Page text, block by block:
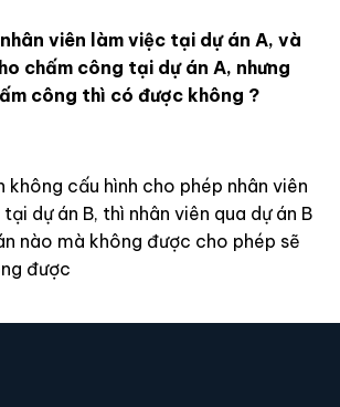
viên làm việc tại dự án A, và
chấm công tại dự án A, nhưng
công thì có được không ?
không cấu hình cho phép nhân viên
dự án B, thì nhân viên qua dự án B
nào mà không được cho phép sẽ
được